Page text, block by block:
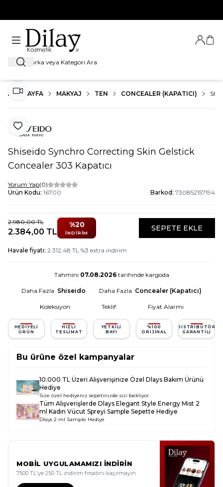
Ara
Giriş
ANA SAYFA MAKYAJ TEN CONCEALER (KAPATICI)
Favoriye Ekle
Video İzle
Shiseido Synchro Correcting Skin Gelstick
Concealer 303 Kapatıcı
Yorum Yap(0)
Ürün Kodu: 16700 Barkod: 730852157194
2.980,00TL
2.384,00 TL
%20
İNDIRIM
SEPETE EKLE
Havale fiyatı: 2.312,48 TL %3 extra indirim
Tahmini 07.08.2026tarihinde kargoda
Daha Fazla Shiseido Daha Fazla Concealer (Kapatıcı)
Koleksiyon Teklif Fiyat Alarmı
HEDIYELI
ÜRÜN
HIZLI
TESLIMAT
YETKILI
BAYI
%100
ORIJINAL
DISTRIBÜTÖR
GARANTILI
Bu ürüne özel kampanyalar
10.000 TL Üzeri Alışverişinize Özel Dlays Bakım Ürünü
Hediye
Size özel hediyeniz sepetinizde sizi bekliyor.
Tüm Alışverişlerde Dlays Elegant Style Energy Mist 2
ml Kadın Vücut Spreyi Sample Sepette Hediye
Dlays 2 ml Sample Hediye
MOBİL UYGULAMAMIZI İNDİRİN
7500 TL'ye 250 TL indirim fırsatını kaçırmayın